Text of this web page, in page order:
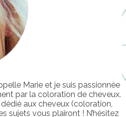
Marie et je suis passionnée
par la coloration de cheveux.
aux cheveux (coloration,
sujets vous plairont ! N’hésitez